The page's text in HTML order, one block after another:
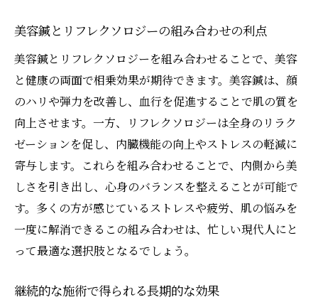
美容鍼施術前の準備と心構え
施術後の肌ケアのポイント
美容鍼と組み合わせるべき生活習慣
定期的な施術がもたらす変化
施術効果を維持するためのホームケア
美容鍼における安心安全な施術を受けるた
めの注意点
美容鍼とリフレクソロジーの相乗効果で心身の
バランスを整える方法
心身のバランスを整える施術の流れ
果
美容鍼とリフレクソロジーの組み合わせの利点
美容鍼とリフレクソロジーを組み合わせることで、美容
と健康の両面で相乗効果が期待できます。美容鍼は、顔
のハリや弾力を改善し、血行を促進することで肌の質を
向上させます。一方、リフレクソロジーは全身のリラク
ゼーションを促し、内臓機能の向上やストレスの軽減に
寄与します。これらを組み合わせることで、内側から美
しさを引き出し、心身のバランスを整えることが可能で
す。多くの方が感じているストレスや疲労、肌の悩みを
一度に解消できるこの組み合わせは、忙しい現代人にと
って最適な選択肢となるでしょう。
継続的な施術で得られる長期的な効果